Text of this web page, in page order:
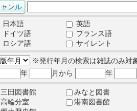
日本語
英語
ドイツ語
フランス語
ロシア語
サイレント
※発行年月の検索は雑誌のみ対
年
月から 年
三田図書館
みなと図書
高輪分室
港南図書館